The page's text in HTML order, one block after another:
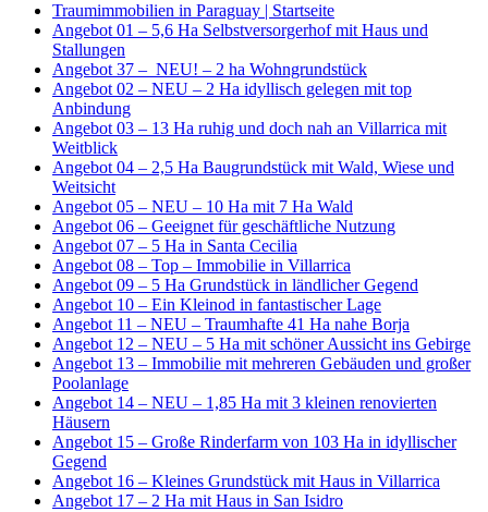
Traumimmobilien in Paraguay | Startseite
Angebot 01 – 5,6 Ha Selbstversorgerhof mit Haus und
Stallungen
Angebot 37 – NEU! – 2 ha Wohngrundstück
Angebot 02 – NEU – 2 Ha idyllisch gelegen mit top
Anbindung
Angebot 03 – 13 Ha ruhig und doch nah an Villarrica mit
Weitblick
Angebot 04 – 2,5 Ha Baugrundstück mit Wald, Wiese und
Weitsicht
Angebot 05 – NEU – 10 Ha mit 7 Ha Wald
Angebot 06 – Geeignet für geschäftliche Nutzung
Angebot 07 – 5 Ha in Santa Cecilia
Angebot 08 – Top – Immobilie in Villarrica
Angebot 09 – 5 Ha Grundstück in ländlicher Gegend
Angebot 10 – Ein Kleinod in fantastischer Lage
Angebot 11 – NEU – Traumhafte 41 Ha nahe Borja
Angebot 12 – NEU – 5 Ha mit schöner Aussicht ins Gebirge
Angebot 13 – Immobilie mit mehreren Gebäuden und großer
Poolanlage
Angebot 14 – NEU – 1,85 Ha mit 3 kleinen renovierten
Häusern
Angebot 15 – Große Rinderfarm von 103 Ha in idyllischer
Gegend
Angebot 16 – Kleines Grundstück mit Haus in Villarrica
Angebot 17 – 2 Ha mit Haus in San Isidro